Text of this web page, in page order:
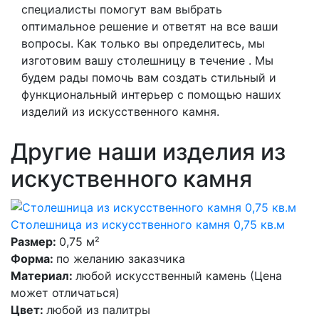
специалисты помогут вам выбрать
оптимальное решение и ответят на все ваши
вопросы. Как только вы определитесь, мы
изготовим вашу столешницу в течение . Мы
будем рады помочь вам создать стильный и
функциональный интерьер с помощью наших
изделий из искусственного камня.
Другие наши изделия из
искуственного камня
Столешница из искусственного камня 0,75 кв.м
Размер: 0,75 м²
Форма: по желанию заказчика
Материал: любой искусственный камень (Цена
может отличаться)
Цвет: любой из палитры